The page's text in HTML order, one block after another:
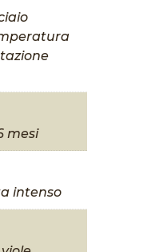
mesi
intenso